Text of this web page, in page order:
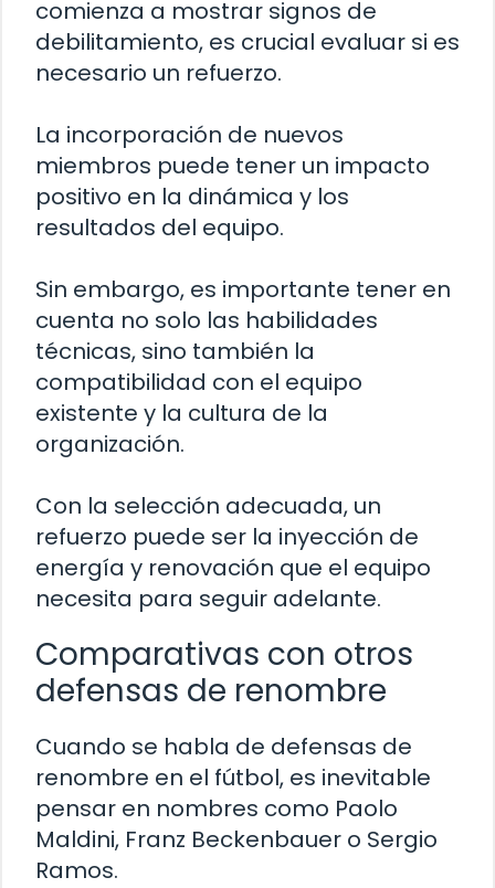
comienza a mostrar signos de
debilitamiento, es crucial evaluar si es
necesario un refuerzo.
La incorporación de nuevos
miembros puede tener un impacto
positivo en la dinámica y los
resultados del equipo.
Sin embargo, es importante tener en
cuenta no solo las habilidades
técnicas, sino también la
compatibilidad con el equipo
existente y la cultura de la
organización.
Con la selección adecuada, un
refuerzo puede ser la inyección de
energía y renovación que el equipo
necesita para seguir adelante.
Comparativas con otros
defensas de renombre
Cuando se habla de defensas de
renombre en el fútbol, es inevitable
pensar en nombres como Paolo
Maldini, Franz Beckenbauer o Sergio
Ramos.